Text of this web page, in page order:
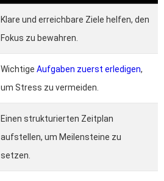
Klare und erreichbare Ziele helfen, den
Fokus zu bewahren.
Wichtige Aufgaben zuerst erledigen,
um Stress zu vermeiden.
Einen strukturierten Zeitplan
aufstellen, um Meilensteine zu
setzen.